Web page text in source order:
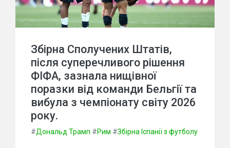
Збірна Сполучених Штатів,
після суперечливого рішення
ФІФА, зазнала нищівної
поразки від команди Бельгії та
вибула з чемпіонату світу 2026
року.
#Дональд Трамп #Рим #Збірна Іспанії з футболу